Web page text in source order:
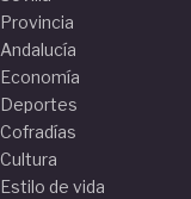
Provincia
Andalucía
Economía
Deportes
Cofradías
Cultura
Estilo de vida